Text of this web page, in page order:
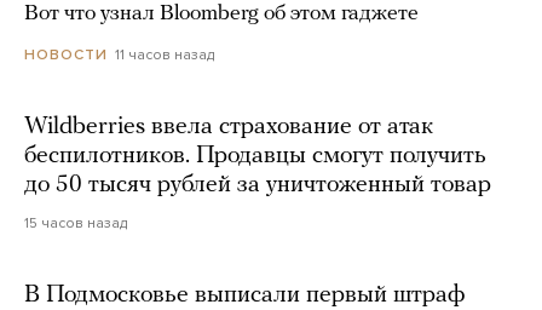
Вот что узнал Bloomberg об этом гаджете
НОВОСТИ 11 часов назад
Wildberries ввела страхование от атак
беспилотников. Продавцы смогут получить
до 50 тысяч рублей за уничтоженный товар
15 часов назад
В Подмосковье выписали первый штраф